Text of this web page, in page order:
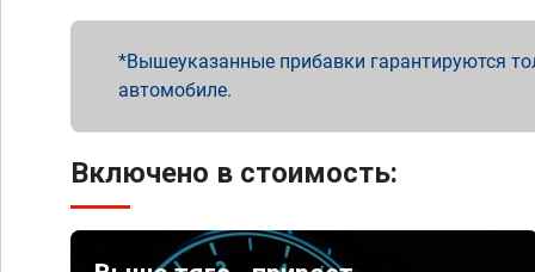
Вышеуказанные прибавки гарантируются
автомобиле.
Включено в стоимость: